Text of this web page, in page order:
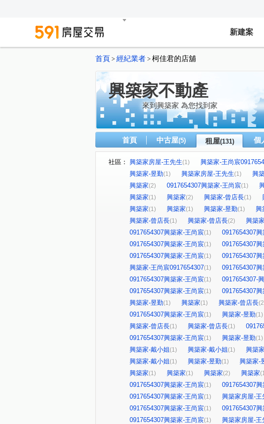
新建案
首頁 > 經紀業者 > 柯佳君的店舖
興築家不動產
來到興築家 為您找到家
首頁 中古屋(5) 租屋(131) 個
社區： 興築家房屋-王先生(1) 興築家-王尚宸
興築家-昱勤(1) 興築家房屋-王先生(1) 興
興築家(2) 0917654307興築家-王尚宸(1)
興築家(1) 興築家(2) 興築家-曾店長(1)
興築家(1) 興築家(1) 興築家-昱勤(1) 興
興築家-曾店長(1) 興築家-曾店長(2) 興築
0917654307興築家-王尚宸(1) 0917654307
0917654307興築家-王尚宸(1) 0917654307
0917654307興築家-王尚宸(1) 0917654307
興築家-王尚宸0917654307(1) 0917654307
0917654307興築家-王尚宸(1) 0917654307-
0917654307興築家-王尚宸(1) 0917654307
興築家-昱勤(1) 興築家(1) 興築家-曾店長
0917654307興築家-王尚宸(1) 興築家-昱勤(1)
興築家-曾店長(1) 興築家-曾店長(1)
0917654307興築家-王尚宸(1) 興築家-昱勤(1)
興築家-戴小姐(1) 興築家-戴小姐(1) 興築家
興築家-戴小姐(1) 興築家-昱勤(1) 興築家-
興築家(1) 興築家(1) 興築家(2) 興築家
0917654307興築家-王尚宸(1) 0917654307
0917654307興築家-王尚宸(1) 興築家房屋-王
0917654307興築家-王尚宸(1) 0917654307
0917654307興築家-王尚宸(1) 興築家房屋-王